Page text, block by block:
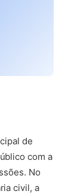
de
com a
No
civil, a